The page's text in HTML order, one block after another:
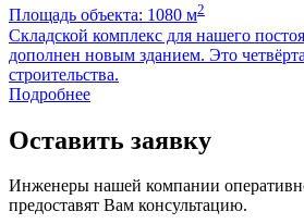
Площадь объекта: 1080 м2
Складской комплекс для нашего
дополнен новым зданием. Это
строительства.
Подробнее
Оставить заявку
Инженеры нашей компании
предоставят Вам консультацию.